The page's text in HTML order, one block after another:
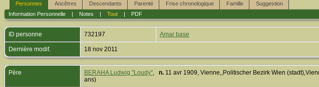
Personnes Ancêtres Descendants Parenté Frise chronologique Famille
Suggestion
Information Personnelle| Notes Tout| PDF
ID personne 732197 Amar base
Dernière modif. 18 nov 2011
Père BERAHA Ludwig "Loudy", n. 11 avr 1909, Vienne,,Politischer Bezirk Wien
ans)